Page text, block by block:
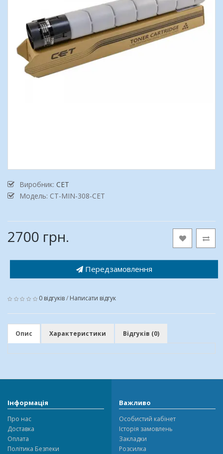
Виробник: CET
Модель: CT-MIN-308-CET
2700 грн.
Передзамовлення
0 відгуків/ Написати відгук
Опис Характеристики Відгуків (0)
Інформація
Про нас
Доставка
Оплата
Політика Безпеки
Важливо
Особистий кабінет
Історія замовлень
Закладки
Розсилка